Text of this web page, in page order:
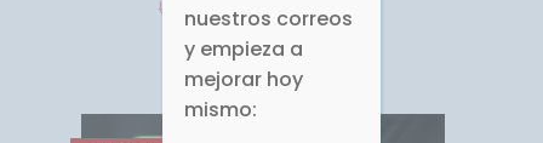
USD $24.00 USD $21.60
Comprar
nuestros correos
y empieza a
mejorar hoy
mismo: